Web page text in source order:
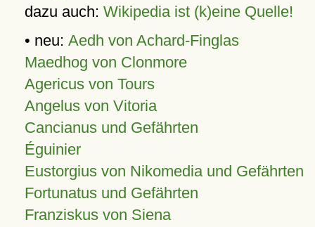
dazu auch: Wikipedia ist (k)eine Quelle!
• neu: Aedh von Achard-Finglas
Maedhog von Clonmore
Agericus von Tours
Angelus von Vitoria
Cancianus und Gefährten
Éguinier
Eustorgius von Nikomedia und Gefährten
Fortunatus und Gefährten
Franziskus von Siena